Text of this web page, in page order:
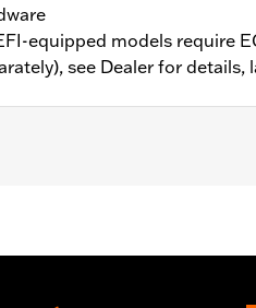
equipped models require
see Dealer for
requieren la